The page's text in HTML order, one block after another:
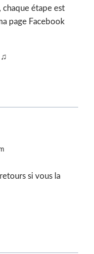
étape est
page Facebook
♫
si vous la